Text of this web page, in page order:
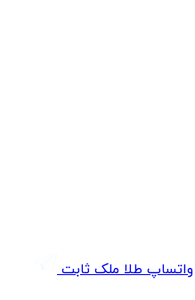
واتساپ طلا ملک ثابت